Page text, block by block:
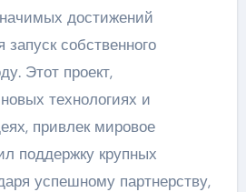
достижений
собственного
Этот проект,
технологиях и
привлек мировое
поддержку крупных
успешному партнерству,